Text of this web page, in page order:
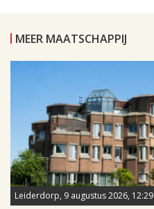
MEER MAATSCHAPPIJ
Leiderdorp, 9 augustus 2026, 12:29